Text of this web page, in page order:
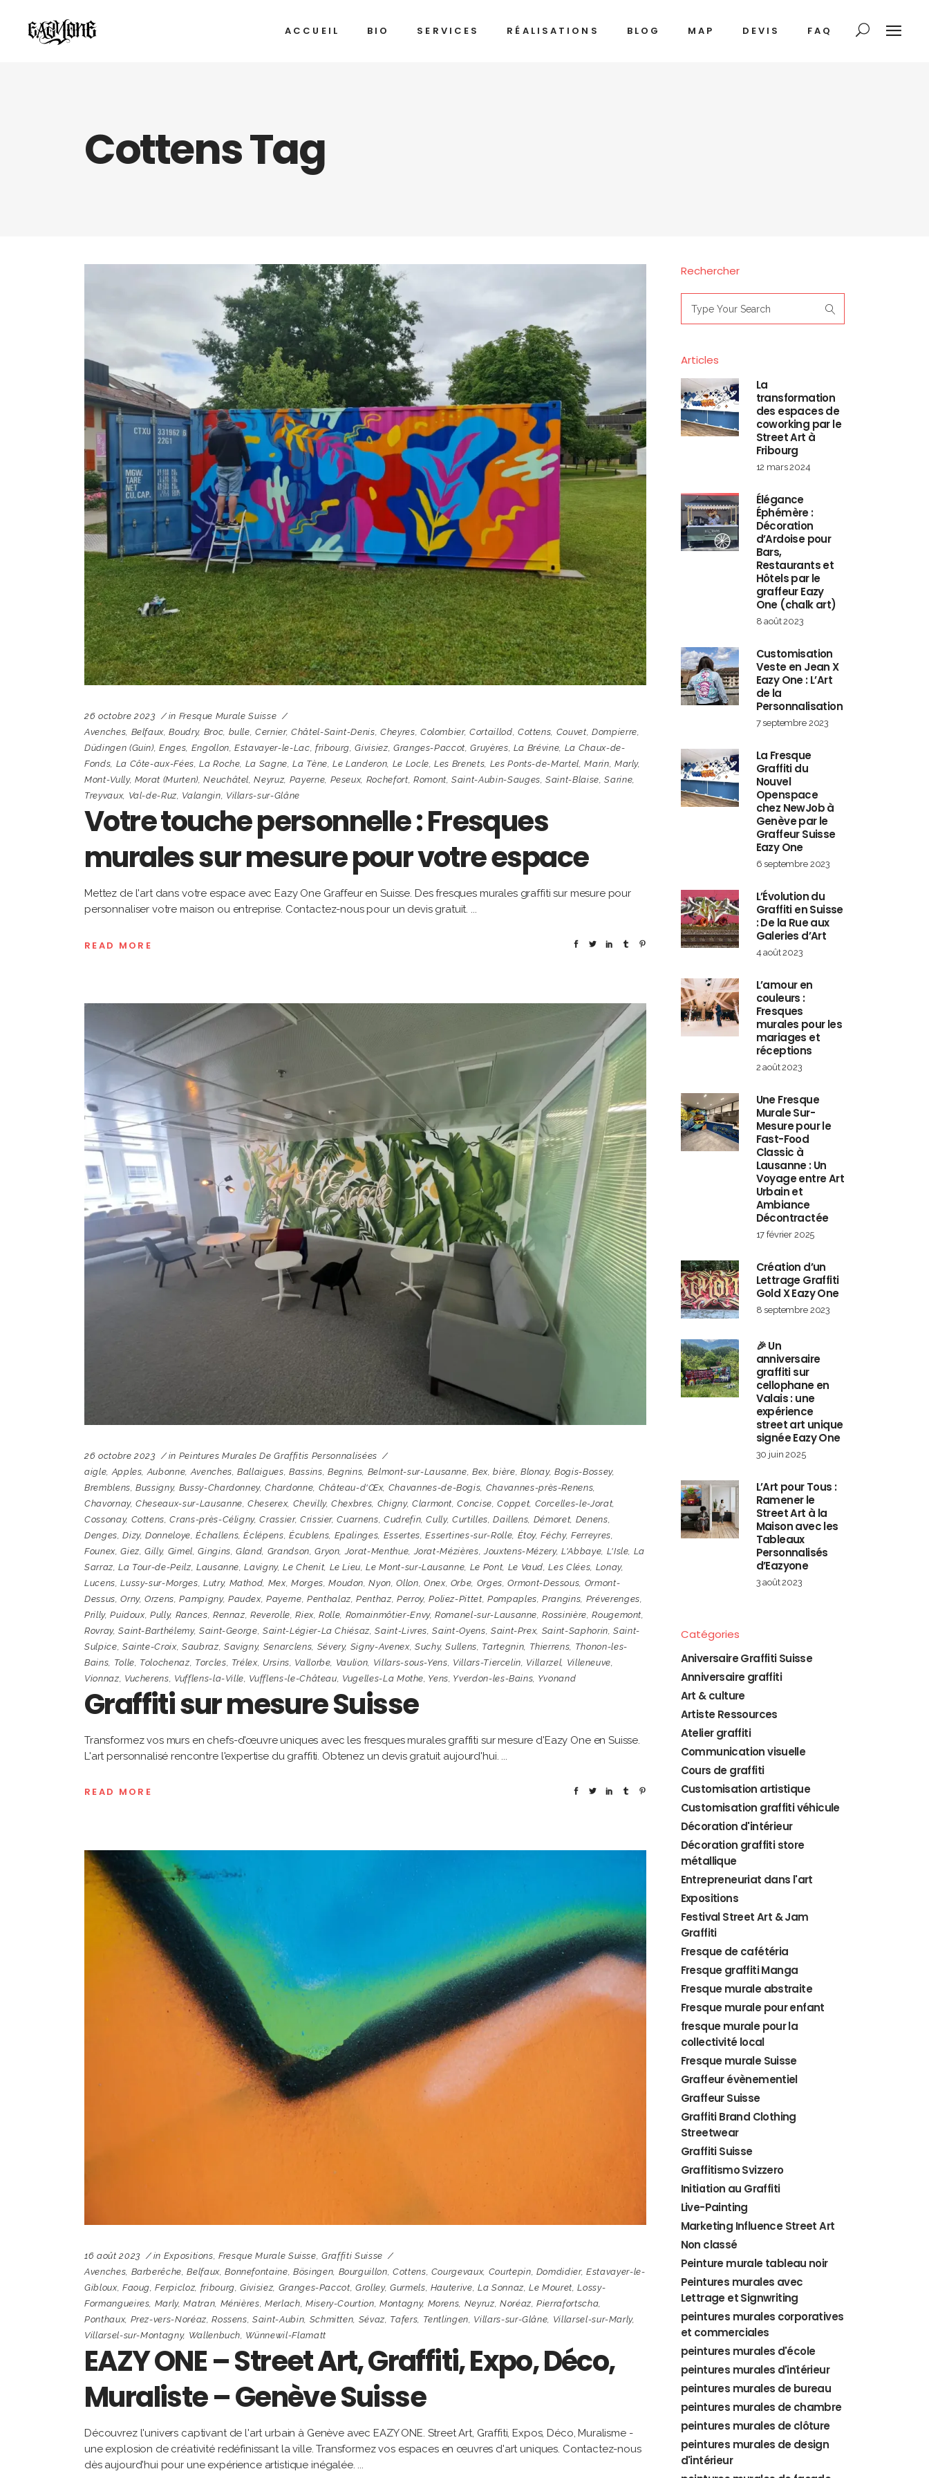
ACCUEIL BIO SERVICES RÉALISATIONS BLOG MAP DEVIS FAQ
Cottens Tag
26 octobre 2023 in Fresque Murale Suisse
Avenches, Belfaux,Boudry, Broc, bulle,Cernier, Châtel-Saint-Denis, Cheyres, Colombier,Cortaillod, Cottens, Couvet, Dompierre,
Düdingen (Guin),Enges, Engollon,Estavayer-le-Lac, fribourg,Givisiez, Granges-Paccot,Gruyères, La Brévine, La Chaux-de-
Fonds, La Côte-aux-Fées,La Roche, La Sagne,La Tène,Le Landeron, Le Locle,Les Brenets, Les Ponts-de-Martel,Marin, Marly,
Mont-Vully, Morat (Murten),Neuchâtel,Neyruz, Payerne, Peseux, Rochefort, Romont,Saint-Aubin-Sauges,Saint-Blaise,Sarine,
Treyvaux, Val-de-Ruz, Valangin, Villars-sur-Glâne
Votre touche personnelle : Fresques
murales sur mesure pour votre espace
Mettez de l'art dans votre espace avec Eazy One Graffeur en Suisse. Des fresques murales graffiti sur mesure pour
personnaliser votre maison ou entreprise. Contactez-nous pour un devis gratuit.
READ MORE
26 octobre 2023 in Peintures Murales De Graffitis Personnalisées
aigle Apples Aubonne Avenches ,Ballaigues Bassins Begnins Belmont-sur-Lausanne ,Bex ,bière Blonay,Bogis-Bossey,
Bremblens ,Bussigny, Bussy-Chardonney,Chardonne Château-d'Œx, Chavannes-de-Bogis Chavannes-près-Renens
Chavornay,Cheseaux-sur-Lausanne ,Cheserex, Chevilly,Chexbres Chigny, Clarmont ,Concise ,Coppet Corcelles-le-Jorat
Cossonay, Cottens ,Crans-près-Céligny,Crassier, Crissier,Cuarnens Cudrefin ,Cully,Curtilles ,Daillens Démoret Denens
Denges ,Dizy,Donneloye ,Échallens ,Éclépens Écublens Epalinges Essertes ,Essertines-sur-Rolle Étoy,Féchy,Ferreyres
Founex,Giez,Gilly, Gimel ,Gingins ,Gland Grandson ,Gryon Jorat-Menthue Jorat-Mézières Jouxtens-Mézery,L'Abbaye L'Isle La
Sarraz,La Tour-de-Peilz, Lausanne ,Lavigny,Le Chenit Le Lieu ,Le Mont-sur-Lausanne Le Pont Le Vaud ,Les Clées Lonay,
Lucens ,Lussy-sur-Morges Lutry, Mathod Mex, Morges ,Moudon ,Nyon ,Ollon Onex, Orbe Orges ,Ormont-Dessous Ormont-
Dessus ,Orny,Orzens ,Pampigny, Paudex,Payerne Penthalaz,Penthaz,Perroy,Poliez-Pittet Pompaples ,Prangins Préverenges
Prilly,Puidoux,Pully, Rances Rennaz,Reverolle ,Riex,Rolle Romainmôtier-Envy,Romanel-sur-Lausanne ,Rossinière ,Rougemont
Rovray,Saint-Barthélemy, Saint-George ,Saint-Légier-La Chiésaz ,Saint-Livres ,Saint-Oyens Saint-Prex, Saint-Saphorin ,Saint-
Sulpice Sainte-Croix, Saubraz, Savigny, Senarclens Sévery, Signy-Avenex, Suchy,Sullens Tartegnin Thierrens Thonon-les-
Bains Tolle Tolochenaz, Torcles Trélex, Ursins Vallorbe Vaulion Villars-sous-Yens Villars-Tiercelin Villarzel Villeneuve
Vionnaz, Vucherens Vufflens-la-Ville Vufflens-le-Château Vugelles-La Mothe Yens Yverdon-les-Bains Yvonand
Graffiti sur mesure Suisse
Transformez vos murs en chefs-d'œuvre uniques avec les fresques murales graffiti sur mesure d'Eazy One en Suisse.
L'art personnalisé rencontre l'expertise du graffiti. Obtenez un devis gratuit aujourd'hui.
READ MORE
16 août 2023 in Expositions ,Fresque Murale Suisse ,Graffiti Suisse
Avenches Barberêche ,Belfaux,Bonnefontaine Bösingen Bourguillon Cottens Courgevaux, Courtepin Domdidier,Estavayer-le-
Gibloux, Faoug ,Ferpicloz, fribourg ,Givisiez, Granges-Paccot ,Grolley, Gurmels Hauterive La Sonnaz,Le Mouret ,Lossy-
Formangueires Marly,Matran Ménières ,Merlach Misery-Courtion ,Montagny, Morens Neyruz, Noréaz,Pierrafortscha
Ponthaux, Prez-vers-Noréaz,Rossens ,Saint-Aubin Schmitten Sévaz Tafers Tentlingen Villars-sur-Glâne Villarsel-sur-Marly,
Villarsel-sur-Montagny, Wallenbuch Wünnewil-Flamatt
EAZY ONE – Street Art, Graffiti, Expo, Déco,
Muraliste – Genève Suisse
Découvrez l'univers captivant de l'art urbain à Genève avec EAZY ONE. Street Art, Graffiti, Expos, Déco, Muralisme -
une explosion de créativité redéfinissant la ville. Transformez vos espaces en œuvres d'art uniques. Contactez-nous
dès aujourd'hui pour une expérience artistique inégalée.
Rechercher
for:
Articles
La
transformation
des espaces de
coworking par le
Street Art à
Fribourg
12 mars 2024
Élégance
Éphémère :
Décoration
d’Ardoise pour
Bars,
Restaurants et
Hôtels par le
graffeur Eazy
One (chalk art)
8 août 2023
Customisation
Veste en Jean X
Eazy One : L’Art
de la
Personnalisation
7 septembre 2023
La Fresque
Graffiti du
Nouvel
Openspace
chez NewJob à
Genève par le
Graffeur Suisse
Eazy One
6 septembre 2023
L’Évolution du
Graffiti en Suisse
: De la Rue aux
Galeries d’Art
4 août 2023
L’amour en
couleurs :
Fresques
murales pour les
mariages et
réceptions
2 août 2023
Une Fresque
Murale Sur-
Mesure pour le
Fast-Food
Classic à
Lausanne : Un
Voyage entre Art
Urbain et
Ambiance
Décontractée
17 février 2025
Création d’un
Lettrage Graffiti
Gold X Eazy One
8 septembre 2023
🎉 Un
anniversaire
graffiti sur
cellophane en
Valais : une
expérience
street art unique
signée Eazy One
30 juin 2025
L’Art pour Tous :
Ramener le
Street Art à la
Maison avec les
Tableaux
Personnalisés
d’Eazyone
3 août 2023
Catégories
Aniversaire Graffiti Suisse
Anniversaire graffiti
Art & culture
Artiste Ressources
Atelier graffiti
Communication visuelle
Cours de graffiti
Customisation artistique
Customisation graffiti véhicule
Décoration d'intérieur
Décoration graffiti store
métallique
Entrepreneuriat dans l'art
Expositions
Festival Street Art & Jam
Graffiti
Fresque de cafétéria
Fresque graffiti Manga
Fresque murale abstraite
Fresque murale pour enfant
fresque murale pour la
collectivité local
Fresque murale Suisse
Graffeur évènementiel
Graffeur Suisse
Graffiti Brand Clothing
Streetwear
Graffiti Suisse
Graffitismo Svizzero
Initiation au Graffiti
Live-Painting
Marketing Influence Street Art
Non classé
Peinture murale tableau noir
Peintures murales avec
Lettrage et Signwriting
peintures murales corporatives
et commerciales
peintures murales d'école
peintures murales d'intérieur
peintures murales de bureau
peintures murales de chambre
peintures murales de clôture
peintures murales de design
d'intérieur